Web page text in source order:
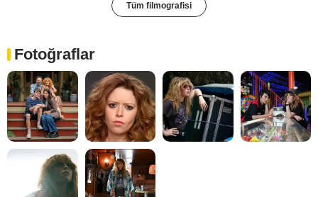
Tüm filmografisi
Fotoğraflar